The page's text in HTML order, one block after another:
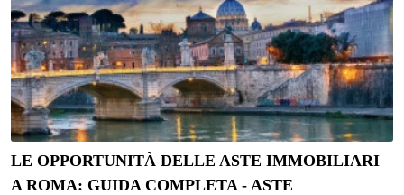
LE OPPORTUNITÀ DELLE ASTE IMMOBILIARI
A ROMA: GUIDA COMPLETA - ASTE